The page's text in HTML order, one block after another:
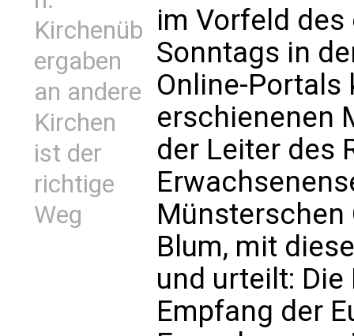
Kirchenüb
ergaben
an andere
Kirchen
ist der
richtige
Weg
im Vorfeld des
Sonntags in
Online-
erschienenen
der Leiter des
Münsterschen
Blum, mit
und urteilt:
Empfang der